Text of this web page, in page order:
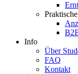
Info
Über
FAQ
Kontakt